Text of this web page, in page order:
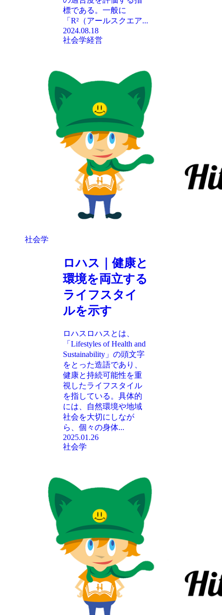
標である。一般に
「R²（アールスクエア...
2024.08.18
社会学経営
社会学
ロハス｜健康と
環境を両立する
ライフスタイ
ルを示す
ロハスロハスとは、
「Lifestyles of Health and
Sustainability」の頭文字
をとった造語であり、
健康と持続可能性を重
視したライフスタイル
を指している。具体的
には、自然環境や地域
社会を大切にしなが
ら、個々の身体...
2025.01.26
社会学